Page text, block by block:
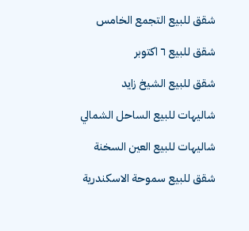
شقق للبيع التجمع الخامس
شقق للبيع ٦ اكتوبر
شقق للبيع الشيخ زايد
شاليهات للبيع الساحل الشمالي
شاليهات للبيع العين السخنة
شقق للبيع سموحة الاسكندرية